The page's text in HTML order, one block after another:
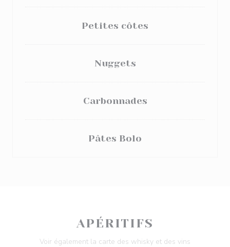
Petites côtes
Nuggets
Carbonnades
Pâtes Bolo
APÉRITIFS
Voir également la carte des whisky et des vins